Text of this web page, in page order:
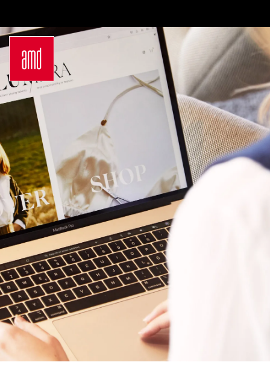
Design
Innenarchitektur
Marken- &
Kommunikationsdesign
Interior Design
Mode Design
Mode &
Designmanagement
Fashion Journalism &
Communication
Sustainability in
Creative Industries
Fashion & Design
Management
Fashion Design
Master
Luxury Management
Generatives Design &
KI
Costume Design
Fashion Management
Sustainability in
Fashion and Creative
Industries
Nachhaltiges Design
Nachhaltiges Design
Zulassung
Kosten & Finanzierung
FAQ
Career Development an
der AMD
Networking
International
Auslandsprogramme
für unsere
Studierenden
Internationale
Partnerhochschulen
Studieren in
Deutschland
Studyplus
Deinen Campus entdecken
Berlin
Düsseldorf
Hamburg
München
Online-Campus
Wiesbaden
Kontakt & Termine
Studienberatung
Infotermine
Über uns